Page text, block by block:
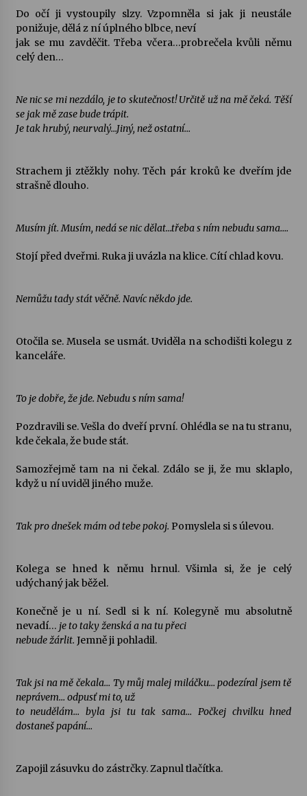
Do očí ji vystoupily slzy. Vzpomněla si jak ji neustále
ponižuje, dělá z ní úplného blbce, neví
jak se mu zavděčit. Třeba včera…probrečela kvůli němu
celý den…
Ne nic se mi nezdálo, je to skutečnost! Určitě už na mě čeká. Těší
se jak mě zase bude trápit.
Je tak hrubý, neurvalý…Jiný, než ostatní…
Strachem ji ztěžkly nohy. Těch pár kroků ke dveřím jde
strašně dlouho.
Musím jít. Musím, nedá se nic dělat…třeba s ním nebudu sama….
Stojí před dveřmi. Ruka ji uvázla na klice. Cítí chlad kovu.
Nemůžu tady stát věčně. Navíc někdo jde.
Otočila se. Musela se usmát. Uviděla na schodišti kolegu z
kanceláře.
To je dobře, že jde. Nebudu s ním sama!
Pozdravili se. Vešla do dveří první. Ohlédla se na tu stranu,
kde čekala, že bude stát.
Samozřejmě tam na ni čekal. Zdálo se ji, že mu sklaplo,
když u ní uviděl jiného muže.
Tak pro dnešek mám od tebe pokoj. Pomyslela si s úlevou.
Kolega se hned k němu hrnul. Všimla si, že je celý
udýchaný jak běžel.
Konečně je u ní. Sedl si k ní. Kolegyně mu absolutně
nevadí… je to taky ženská a na tu přeci
nebude žárlit. Jemně ji pohladil.
Tak jsi na mě čekala… Ty můj malej miláčku… podezíral jsem tě
neprávem… odpusť mi to, už
to neudělám… byla jsi tu tak sama… Počkej chvilku hned
dostaneš papání…
Zapojil zásuvku do zástrčky. Zapnul tlačítka.